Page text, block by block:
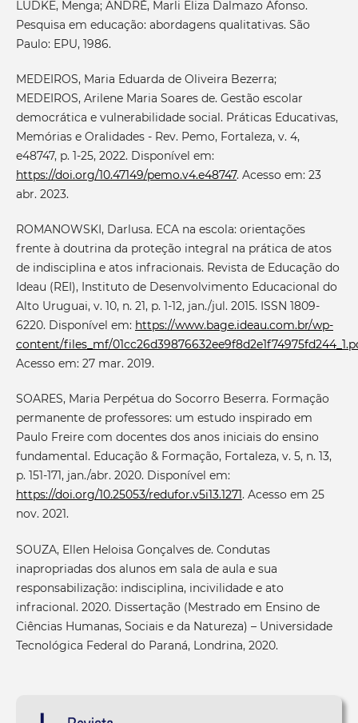
LÜDKE, Menga; ANDRÉ, Marli Eliza Dalmazo Afonso.
Pesquisa em educação: abordagens qualitativas. São
Paulo: EPU, 1986.
MEDEIROS, Maria Eduarda de Oliveira Bezerra;
MEDEIROS, Arilene Maria Soares de. Gestão escolar
democrática e vulnerabilidade social. Práticas Educativas,
Memórias e Oralidades - Rev. Pemo, Fortaleza, v. 4,
e48747, p. 1-25, 2022. Disponível em:
https://doi.org/10.47149/pemo.v4.e48747. Acesso em: 23
abr. 2023.
ROMANOWSKI, Darlusa. ECA na escola: orientações
frente à doutrina da proteção integral na prática de atos
de indisciplina e atos infracionais. Revista de Educação do
Ideau (REI), Instituto de Desenvolvimento Educacional do
Alto Uruguai, v. 10, n. 21, p. 1-12, jan./jul. 2015. ISSN 1809-
6220. Disponível em: https://www.bage.ideau.com.br/wp-
content/files_mf/
Acesso em: 27 mar. 2019.
SOARES, Maria Perpétua do Socorro Beserra. Formação
permanente de professores: um estudo inspirado em
Paulo Freire com docentes dos anos iniciais do ensino
fundamental. Educação & Formação, Fortaleza, v. 5, n. 13,
p. 151-171, jan./abr. 2020. Disponível em:
https://doi.org/10.25053/redufor.v5i13.1271. Acesso em 25
nov. 2021.
SOUZA, Ellen Heloisa Gonçalves de. Condutas
inapropriadas dos alunos em sala de aula e sua
responsabilização: indisciplina, incivilidade e ato
infracional. 2020. Dissertação (Mestrado em Ensino de
Ciências Humanas, Sociais e da Natureza) – Universidade
Tecnológica Federal do Paraná, Londrina, 2020.